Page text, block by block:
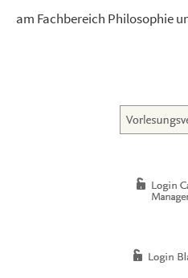
am Fachbereich Philosophie